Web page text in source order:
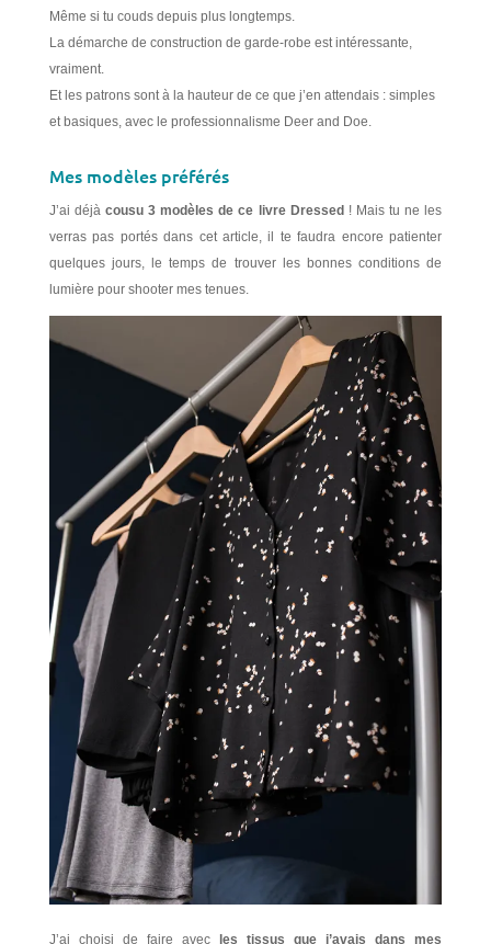
Même si tu couds depuis plus longtemps.
La démarche de construction de garde-robe est intéressante,
vraiment.
Et les patrons sont à la hauteur de ce que j’en attendais : simples
et basiques, avec le professionnalisme Deer and Doe.
Mes modèles préférés
J’ai déjàcousu 3 modèles de ce livre Dressed! Mais tu ne les
verras pas portés dans cet article, il te faudra encore patienter
quelques jours, le temps de trouver les bonnes conditions de
lumière pour shooter mes tenues.
J’ai choisi de faire avecles tissus que j’avais dans mes